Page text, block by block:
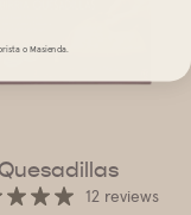
12 reviews
o Masienda.